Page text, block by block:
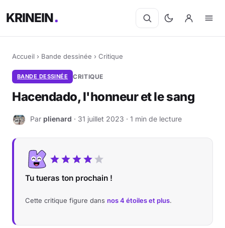
KRINEIN
Accueil › Bande dessinée › Critique
BANDE DESSINÉE CRITIQUE
Hacendado, l'honneur et le sang
P Par plienard · 31 juillet 2023 · 1 min de lecture
Tu tueras ton prochain !
Cette critique figure dans nos 4 étoiles et plus.